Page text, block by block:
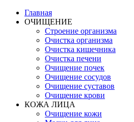
Главная
ОЧИЩЕНИЕ
Строение организма
Очистка организма
Очистка кишечника
Очистка печени
Очищение почек
Очищение сосудов
Очищение суставов
Очищение крови
КОЖА ЛИЦА
Очищение кожи